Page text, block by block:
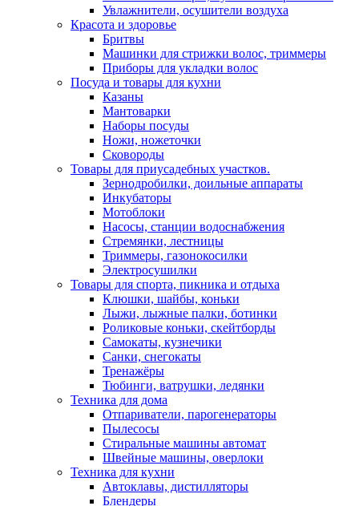
Увлажнители, осушители воздуха
Красота и здоровье
Бритвы
Машинки для стрижки волос, триммеры
Приборы для укладки волос
Посуда и товары для кухни
Казаны
Мантоварки
Наборы посуды
Ножи, ножеточки
Сковороды
Товары для приусадебных участков.
Зернодробилки, доильные аппараты
Инкубаторы
Мотоблоки
Насосы, станции водоснабжения
Стремянки, лестницы
Триммеры, газонокосилки
Электросушилки
Товары для спорта, пикника и отдыха
Клюшки, шайбы, коньки
Лыжи, лыжные палки, ботинки
Роликовые коньки, скейтборды
Самокаты, кузнечики
Санки, снегокаты
Тренажёры
Тюбинги, ватрушки, ледянки
Техника для дома
Отпариватели, парогенераторы
Пылесосы
Стиральные машины автомат
Швейные машины, оверлоки
Техника для кухни
Автоклавы, дистилляторы
Блендеры